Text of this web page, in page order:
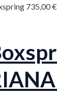
735,00€